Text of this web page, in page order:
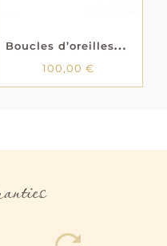
B
oucles d’oreilles pendantes « Shine » – Plaqué or
100,00 €